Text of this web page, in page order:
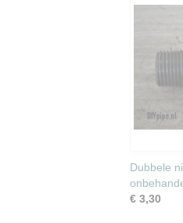
Dubbele
€ 3,30